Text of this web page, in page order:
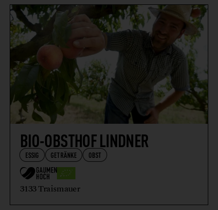
VEGETARISCHE + VEGANE ERZEUGNISSE
WEIN
WILDFLEISCH + WILDFLEISCHERZEUGNISSE
BIO-OBSTHOF LINDNER
ESSIG GETRÄNKE OBST
3133 Traismauer